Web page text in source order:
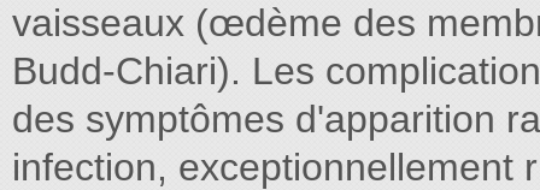
vaisseaux (œdème des
Budd-Chiari). Les
des symptômes d'apparition
infection, exceptionnellement